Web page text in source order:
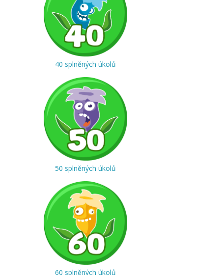
40 splněných úkolů
50 splněných úkolů
60 splněných úkolů